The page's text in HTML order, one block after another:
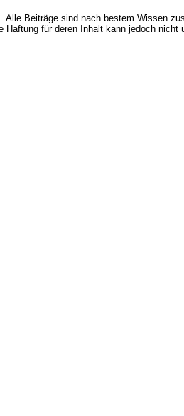
Alle Beiträge sind nach bestem Wissen
Haftung für deren Inhalt kann jedoch nicht